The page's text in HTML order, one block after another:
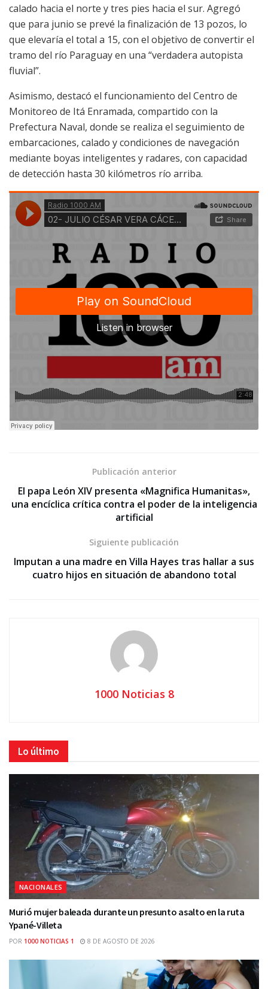
calado hacia el norte y tres pies hacia el sur. Agregó
que para junio se prevé la finalización de 13 pozos, lo
que elevaría el total a 15, con el objetivo de convertir el
tramo del río Paraguay en una “verdadera autopista
fluvial”.
Asimismo, destacó el funcionamiento del Centro de
Monitoreo de Itá Enramada, compartido con la
Prefectura Naval, donde se realiza el seguimiento de
embarcaciones, calado y condiciones de navegación
mediante boyas inteligentes y radares, con capacidad
de detección hasta 30 kilómetros río arriba.
Publicación anterior
El papa León XIV presenta «Magnifica Humanitas»,
una encíclica crítica contra el poder de la inteligencia
artificial
Siguiente publicación
Imputan a una madre en Villa Hayes tras hallar a sus
cuatro hijos en situación de abandono total
1000 Noticias 8
Lo último
NACIONALES
Murió mujer baleada durante un presunto asalto en la ruta
Ypané-Villeta
POR 1000 NOTICIAS 1 8 DE AGOSTO DE 2026